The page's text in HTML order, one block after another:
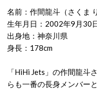
名前：作間龍斗（さくま
生年月日：2002年9月30
出身地：神奈川県
身長：178cm
「HiHi Jets」の作間龍斗
らも一番の長身メンバー